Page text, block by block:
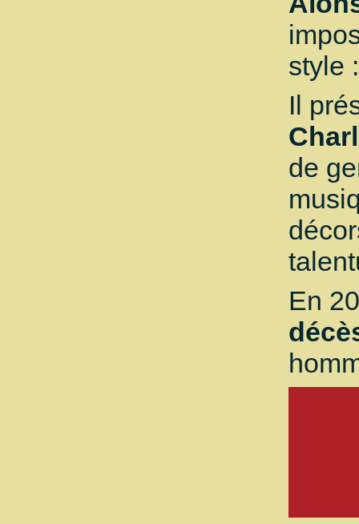
style
Il
de
En